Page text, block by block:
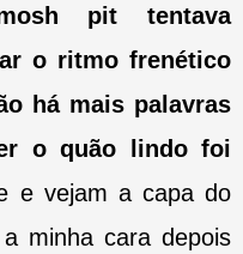
pit tentava
o ritmo frenético
há mais palavras
o quão lindo foi
e vejam a capa do
minha cara depois